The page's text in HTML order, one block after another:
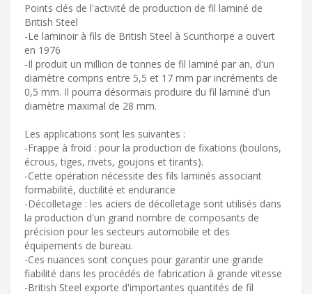
Points clés de l'activité de production de fil laminé de
British Steel
-Le laminoir à fils de British Steel à Scunthorpe a ouvert
en 1976
-Il produit un million de tonnes de fil laminé par an, d'un
diamètre compris entre 5,5 et 17 mm par incréments de
0,5 mm. Il pourra désormais produire du fil laminé d’un
diamètre maximal de 28 mm.
Les applications sont les suivantes :
-Frappe à froid : pour la production de fixations (boulons,
écrous, tiges, rivets, goujons et tirants).
-Cette opération nécessite des fils laminés associant
formabilité, ductilité et endurance
-Décolletage : les aciers de décolletage sont utilisés dans
la production d'un grand nombre de composants de
précision pour les secteurs automobile et des
équipements de bureau.
-Ces nuances sont conçues pour garantir une grande
fiabilité dans les procédés de fabrication à grande vitesse
-British Steel exporte d'importantes quantités de fil